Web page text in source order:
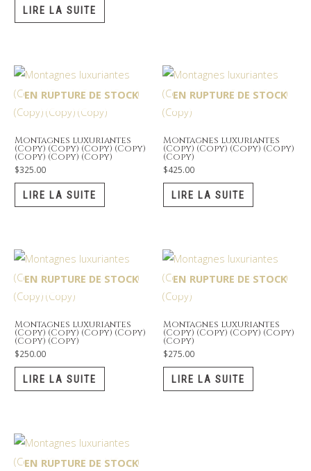
LIRE LA SUITE
EN RUPTURE DE STOCK
Montagnes luxuriantes
(Copy) (Copy) (Copy) (Copy)
(Copy) (Copy) (Copy)
$325.00
LIRE LA SUITE
EN RUPTURE DE STOCK
Montagnes luxuriantes
(Copy) (Copy) (Copy) (Copy)
(Copy)
$425.00
LIRE LA SUITE
EN RUPTURE DE STOCK
Montagnes luxuriantes
(Copy) (Copy) (Copy) (Copy)
(Copy) (Copy)
$250.00
LIRE LA SUITE
EN RUPTURE DE STOCK
Montagnes luxuriantes
(Copy) (Copy) (Copy) (Copy)
(Copy)
$275.00
LIRE LA SUITE
EN RUPTURE DE STOCK